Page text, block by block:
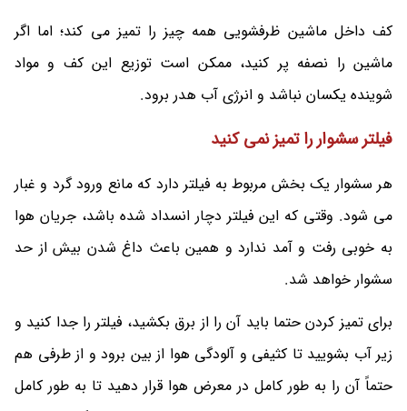
کف داخل ماشین ظرفشویی همه چیز را تمیز می کند؛ اما اگر
ماشین را نصفه پر کنید، ممکن است توزیع این کف و مواد
شوینده یکسان نباشد و انرژی آب هدر برود‌.
فیلتر سشوار را تمیز نمی کنید
هر سشوار یک بخش مربوط به فیلتر دارد که مانع ورود گرد و غبار
می شود. وقتی که این فیلتر دچار انسداد شده باشد، جریان هوا
به خوبی رفت و آمد ندارد و همین باعث داغ شدن بیش از حد
سشوار خواهد شد.
برای تمیز کردن حتما باید آن را از برق بکشید، فیلتر را جدا کنید و
زیر آب بشویید تا کثیفی و آلودگی هوا از بین برود و از طرفی هم
حتماً آن را به طور کامل در معرض هوا قرار دهید تا به طور کامل